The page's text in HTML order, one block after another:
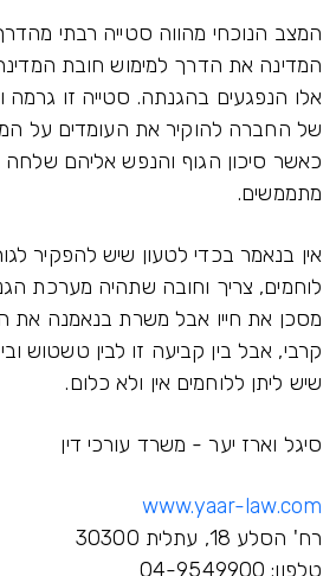
המצב הנוכחי מהווה סטייה רבתי
המדינה את הדרך למימוש חובת
אלו הנפגעים בהגנתה. סטייה זו גרמה
של החברה להוקיר את העומדים על
כאשר סיכון הגוף והנפש אליהם
מתממשים.
אין בנאמר בכדי לטעון שיש להפקיר
לוחמים, צריך וחובה שתהיה מערכת
מסכן את חייו אבל משרת בנאמנה את
קרבי, אבל בין קביעה זו לבין טשטוש
שיש ליתן ללוחמים אין ולא כלום.
סיגל וארז יער - משרד עורכי דין
www.yaar-law.com
רח' הסלע 18, עתלית 30300
טלפון: 04-9549900